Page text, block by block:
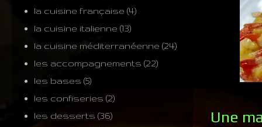
Une
la cuisine française (4)
la cuisine italienne (13)
la cuisine méditerranéenne (24)
les accompagnements (22)
les bases (5)
les confiseries (2)
les desserts (36)